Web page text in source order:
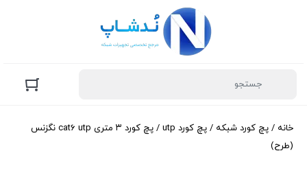
خانه / پچ کورد شبکه / پچ کورد utp
/ پچ کورد ۳ متری cat6 utp نگزنس
(طرح)